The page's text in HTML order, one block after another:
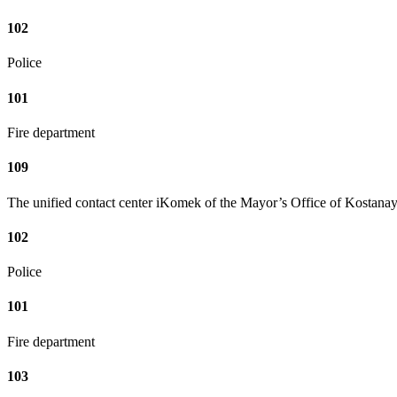
102
Police
101
Fire department
109
The unified contact center iKomek of the Mayor’s Office of
102
Police
101
Fire department
103